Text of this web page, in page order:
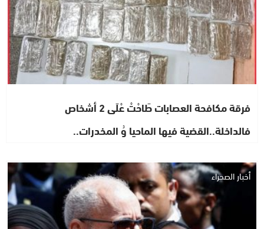
فرقة مكافحة العصابات طَاحْتْ عْلَى 2 أشخاص
فالداخلة..القضية فيها الماحيا وُ المخدرات..
أخبار الصحراء